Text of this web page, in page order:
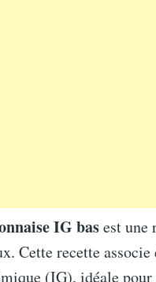
IG basest une
Cette recette
(IG), idéale